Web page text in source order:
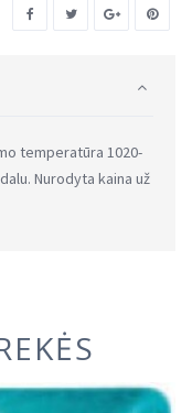
temperatūra 1020-
Nurodyta kaina už